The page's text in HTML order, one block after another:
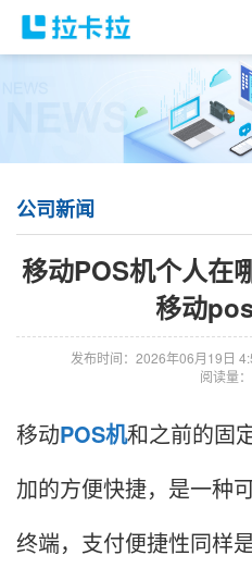
公司新闻
移动POS机个人在
移动
发布时间：2026年06月19日
阅读量
移动POS机和之前的固
加的方便快捷，是一种
终端，支付便捷性同样